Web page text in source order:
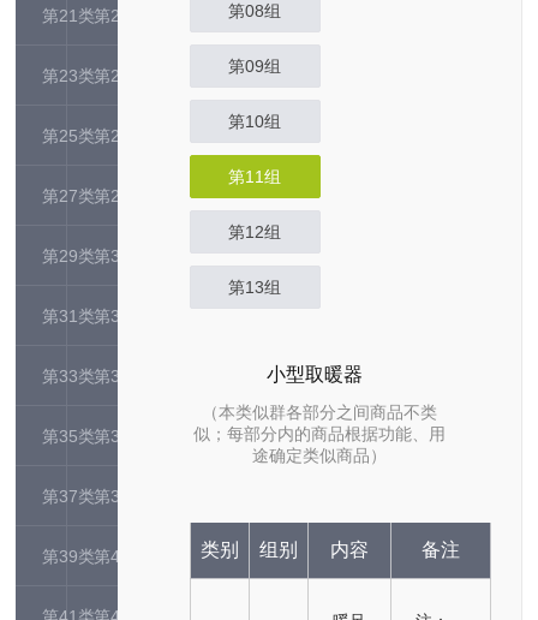
第21类第22类
第23类第24类
第25类第26类
第27类第28类
第29类第30类
第31类第32类
第33类第34类
第35类第36类
第37类第38类
第39类第40类
第08组
第09组
第10组
第11组
第12组
第13组
小型取暖器
（本类似群各部分之间商品不类
似；每部分内的商品根据功能、用
途确定类似商品）
类别 组别 内容 备注